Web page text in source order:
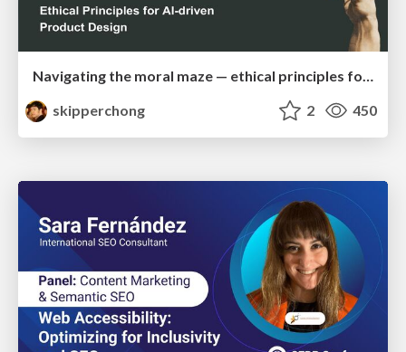
Navigating the moral maze — ethical principles for Al-driven product design
skipperchong
2 450